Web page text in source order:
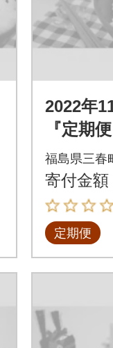
2022年
『定期
シヒカ
福島県三春
寄付金額
定期便